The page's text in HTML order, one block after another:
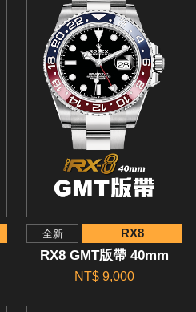
全新 RX8
RX8 GMT版帶 40mm
NT$ 9,000